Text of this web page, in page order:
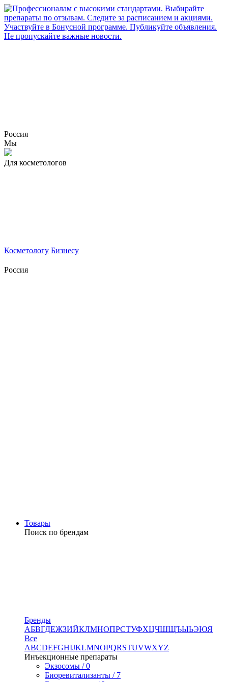
Россия
Мы
Для косметологов
Косметологу Бизнесу
Россия
Товары
Поиск по брендам
Бренды
АБВГДЕЖЗИЙКЛМНОПРСТУФХЦЧШЩЪЫЬЭЮЯ
Все
ABCDEFGHIJKLMNOPQRSTUVWXYZ
Инъекционные препараты
Экзосомы / 0
Биоревитализанты / 7